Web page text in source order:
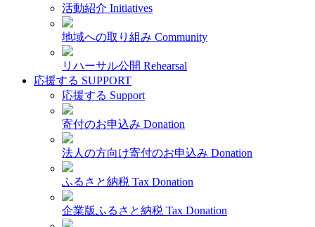
活動紹介 Initiatives
地域への取り組み Community
リハーサル公開 Rehearsal
応援する SUPPORT
応援する Support
寄付のお申込み Donation
法人の方向け寄付のお申込み Donation
ふるさと納税 Tax Donation
企業版ふるさと納税 Tax Donation